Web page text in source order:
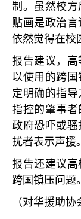
制。虽然校
贴画是政治言
依然觉得在校
报告建议，高
以使用的跨
定明确的指
指控的肇事
政府恐吓或
扰者表示声援。
报告还建议
跨国镇压问题。
（对华援助